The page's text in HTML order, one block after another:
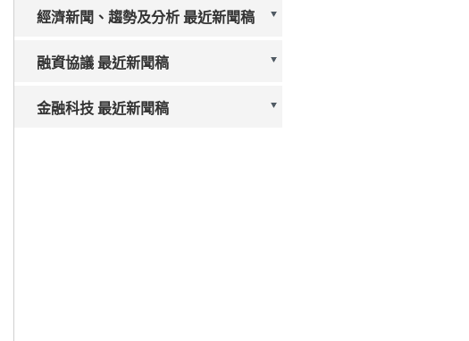
經濟新聞、趨勢及分析 最近新聞稿
融資協議 最近新聞稿
金融科技 最近新聞稿